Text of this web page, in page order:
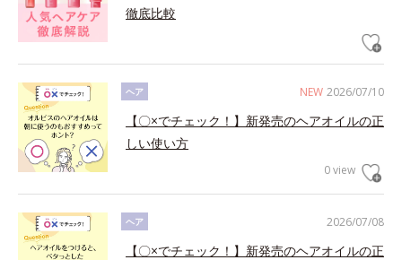
徹底比較
NEW 2026/07/10
ヘア
【〇×でチェック！】新発売のヘアオイルの正
しい使い方
0 view
2026/07/08
ヘア
【〇×でチェック！】新発売のヘアオイルの正